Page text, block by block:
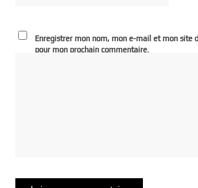
Enregistrer mon nom, mon e-mail et mon site
pour mon prochain commentaire.